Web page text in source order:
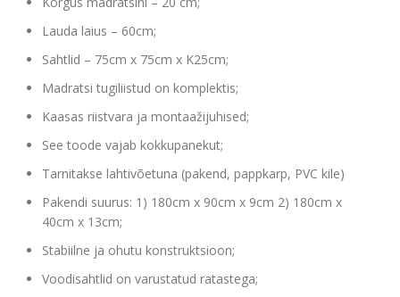
Lauda laius – 60cm;
Sahtlid – 75cm x 75cm x K25cm;
Madratsi tugiliistud on komplektis;
Kaasas riistvara ja montaažijuhised;
See toode vajab kokkupanekut;
Tarnitakse lahtivõetuna (pakend, pappkarp, PVC kile)
Pakendi suurus: 1) 180cm x 90cm x 9cm 2) 180cm x
40cm x 13cm;
Stabiilne ja ohutu konstruktsioon;
Voodisahtlid on varustatud ratastega;